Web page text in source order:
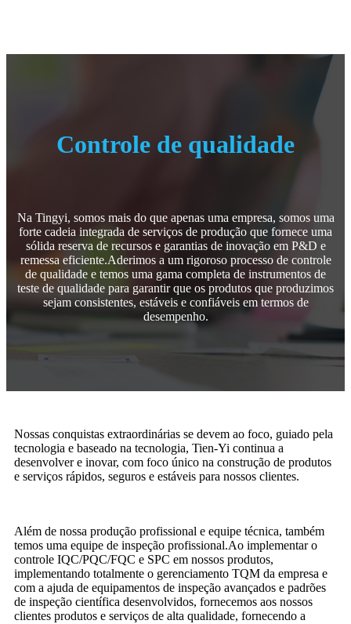
Controle de qualidade
Na Tingyi, somos mais do que apenas uma empresa, somos uma
forte cadeia integrada de serviços de produção que fornece uma
sólida reserva de recursos e garantias de inovação em P&D e
remessa eficiente.Aderimos a um rigoroso processo de controle
de qualidade e temos uma gama completa de instrumentos de
teste de qualidade para garantir que os produtos que produzimos
sejam consistentes, estáveis ​​e confiáveis ​​em termos de
desempenho.
Nossas conquistas extraordinárias se devem ao foco, guiado pela
tecnologia e baseado na tecnologia, Tien-Yi continua a
desenvolver e inovar, com foco único na construção de produtos
e serviços rápidos, seguros e estáveis ​​para nossos clientes.
Além de nossa produção profissional e equipe técnica, também
temos uma equipe de inspeção profissional.Ao implementar o
controle IQC/PQC/FQC e SPC em nossos produtos,
implementando totalmente o gerenciamento TQM da empresa e
com a ajuda de equipamentos de inspeção avançados e padrões
de inspeção científica desenvolvidos, fornecemos aos nossos
clientes produtos e serviços de alta qualidade, fornecendo a